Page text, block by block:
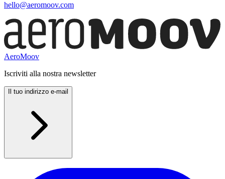
hello@aeromoov.com
AeroMoov
Iscriviti alla nostra newsletter
Il tuo indirizzo e-mail